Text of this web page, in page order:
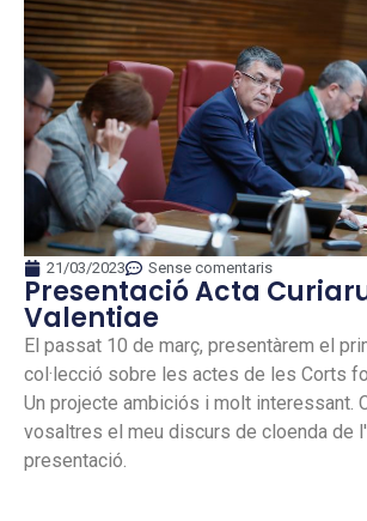
21/03/2023 Sense comentaris
Presentació Acta
Valentiae
El passat 10 de març, presentàrem el
col·lecció sobre les actes de les Corts
Un projecte ambiciós i molt interessant.
vosaltres el meu discurs de cloenda de
presentació.